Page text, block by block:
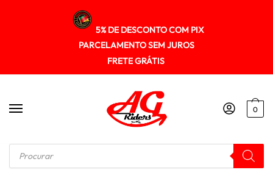
5% DE DESCONTO COM PIX
PARCELAMENTO SEM JUROS
FRETE GRÁTIS
0
Início / ELETRONICO Sensor de monitoramento de pressão de Pneu TPMS Bluetooth com alarme